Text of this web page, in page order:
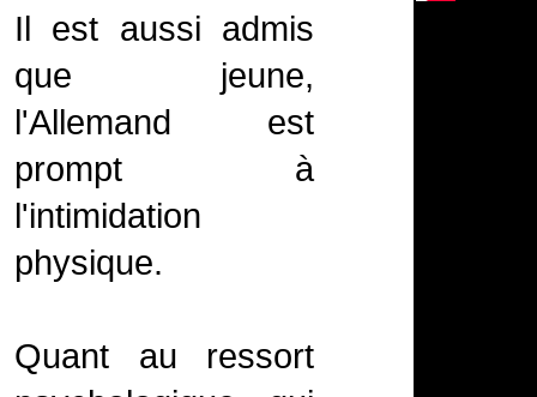
Il est aussi admis
que jeune,
l'Allemand est
prompt à
l'intimidation
physique.
Quant au ressort